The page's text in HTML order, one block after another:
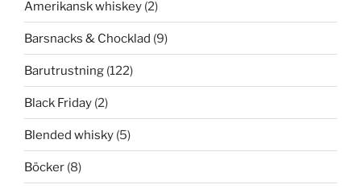
Amerikansk whiskey (2)
Barsnacks & Chocklad (9)
Barutrustning (122)
Black Friday (2)
Blended whisky (5)
Böcker (8)